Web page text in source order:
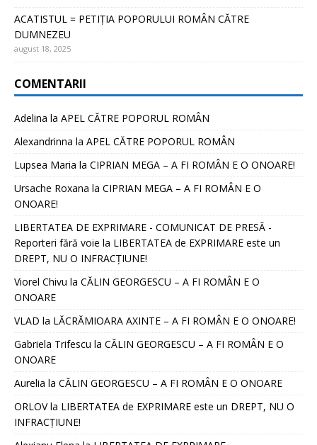
ACATISTUL = PETIȚIA POPORULUI ROMÂN CĂTRE
DUMNEZEU
august 18, 2025
COMENTARII
Adelina la APEL CĂTRE POPORUL ROMÂN
Alexandrinna la APEL CĂTRE POPORUL ROMÂN
Lupsea Maria la CIPRIAN MEGA – A FI ROMÂN E O ONOARE!
Ursache Roxana la CIPRIAN MEGA – A FI ROMÂN E O
ONOARE!
LIBERTATEA DE EXPRIMARE - COMUNICAT DE PRESĂ -
Reporteri fără voie la LIBERTATEA de EXPRIMARE este un
DREPT, NU O INFRACȚIUNE!
Viorel Chivu la CĂLIN GEORGESCU – A FI ROMÂN E O
ONOARE
VLAD la LĂCRĂMIOARA AXINTE – A FI ROMÂN E O ONOARE!
Gabriela Trifescu la CĂLIN GEORGESCU – A FI ROMÂN E O
ONOARE
Aurelia la CĂLIN GEORGESCU – A FI ROMÂN E O ONOARE
ORLOVla LIBERTATEA de EXPRIMARE este un DREPT, NU O
INFRACȚIUNE!